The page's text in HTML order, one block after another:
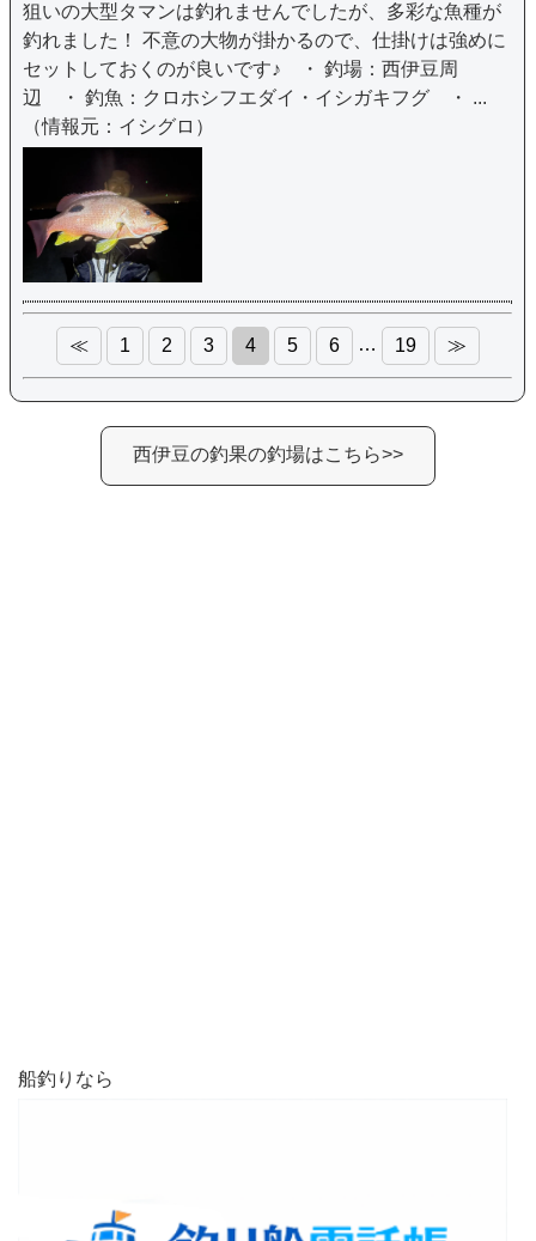
狙いの大型タマンは釣れませんでしたが、多彩な魚種が
釣れました！ 不意の大物が掛かるので、仕掛けは強めに
セットしておくのが良いです♪ ・ 釣場：西伊豆周
辺 ・ 釣魚：クロホシフエダイ・イシガキフグ ・ ...
（情報元：イシグロ）
≪ 1 2 3 4 5 6 … 19 ≫
西伊豆の釣果の釣場はこちら>>
船釣りなら